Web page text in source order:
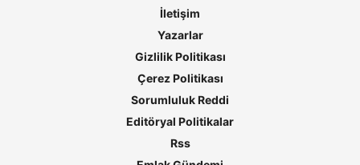
İletişim
Yazarlar
Gizlilik Politikası
Çerez Politikası
Sorumluluk Reddi
Editöryal Politikalar
Rss